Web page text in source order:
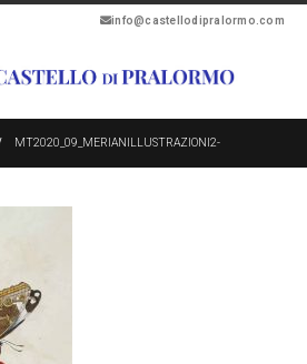
info@castellodipralormo.com
MT2020_09_MERIANILLUSTRAZIONI2-